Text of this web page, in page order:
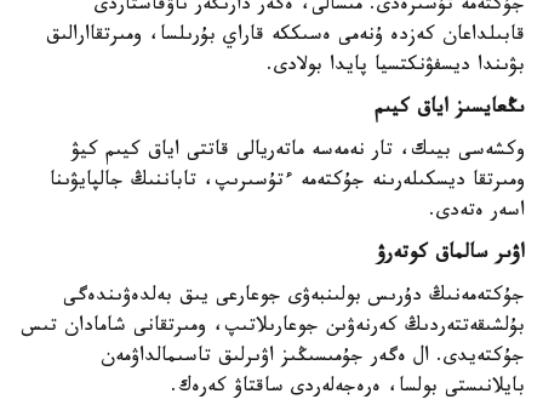
جۇكتەمە تۇسىرەدى. مىسالى، ەگەر دارىگەر ناۋقاستاردى
قابىلداعان كەزدە ۇنەمى ەسىككە قاراي بۇرىلسا، ومىرتقاارالىق
بۋىندا ديسفۋنكتسيا پايدا بولادى.
ىڭعايسىز اياق كيىم
وكشەسى بيىك، تار نەمەسە ماتەريالى قاتتى اياق كيىم كيۋ
ومىرتقا ديسكىلەرىنە جۇكتەمە ءتۇسىرىپ، تاباننىڭ جالپايۋىنا
اسەر ەتەدى.
اۋىر سالماق كوتەرۋ
جۇكتەمەنىڭ دۇرىس بولىنبەۋى جوعارعى يىق بەلدەۋىندەگى
بۇلشىقەتتەردىڭ كەرنەۋىن جوعارىلاتىپ، ومىرتقانى شامادان تىس
جۇكتەيدى. ال ەگەر جۇمىسىڭىز اۋىرلىق تاسىمالداۋمەن
بايلانىستى بولسا، ەرەجەلەردى ساقتاۋ كەرەك.